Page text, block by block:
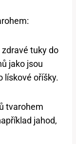
tuky do
jako jsou
lískové oříšky.
tvarohem
jahod,